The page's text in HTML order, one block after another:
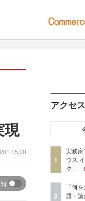
現
01 15:00
アクセ
1
実務
ウス
ク」
2
「何
題・